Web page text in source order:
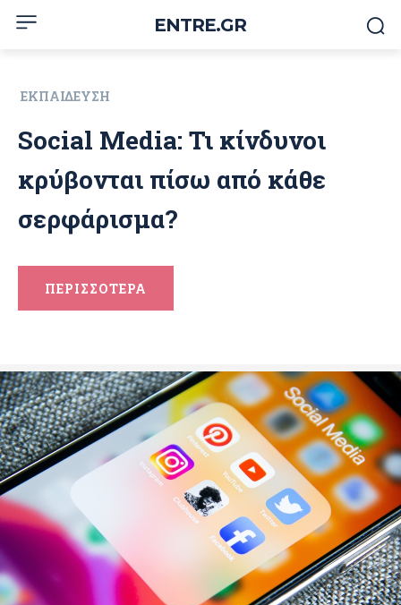
ENTRE.GR
ΕΚΠΑΊΔΕΥΣΗ
Social Media: Τι κίνδυνοι
κρύβονται πίσω από κάθε
σερφάρισμα?
ΠΕΡΙΣΣΟΤΕΡΑ